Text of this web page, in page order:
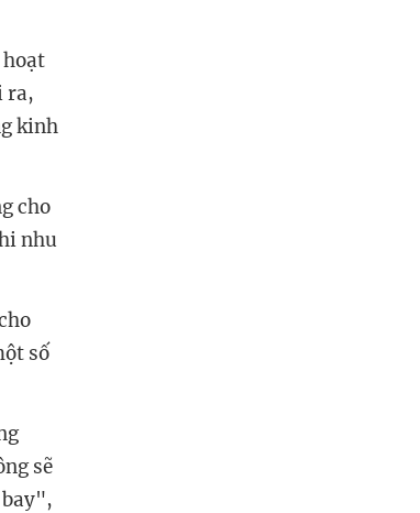
ra,
kinh
cho
nhu
số
sẽ
bay",